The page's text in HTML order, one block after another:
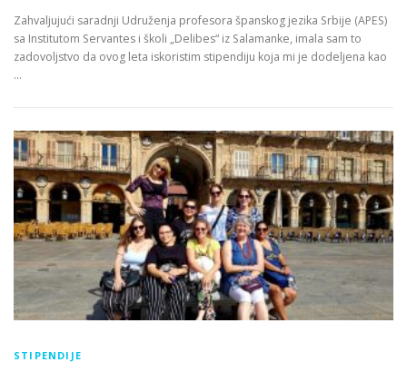
Zahvaljujući saradnji Udruženja profesora španskog jezika Srbije (APES)
sa Institutom Servantes i školi „Delibes“ iz Salamanke, imala sam to
zadovoljstvo da ovog leta iskoristim stipendiju koja mi je dodeljena kao
…
STIPENDIJE